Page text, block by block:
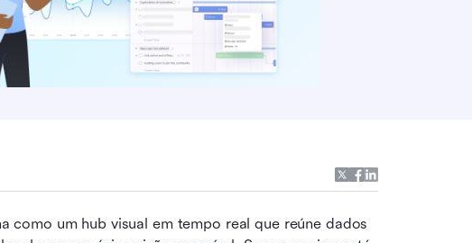
como um hub visual em tempo real que reúne dados